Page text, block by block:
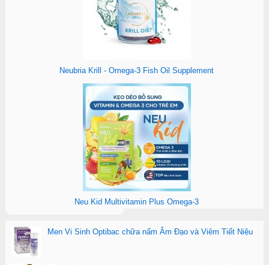
Neubria Krill - Omega-3 Fish Oil Supplement
Neu Kid Multivitamin Plus Omega-3
Men Vi Sinh Optibac chữa nấm Âm Đạo và Viêm Tiết Niệu